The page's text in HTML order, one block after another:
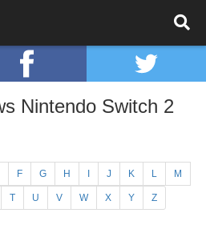
Nintendo Switch 2
F G H J K L M
T U V W X Y Z